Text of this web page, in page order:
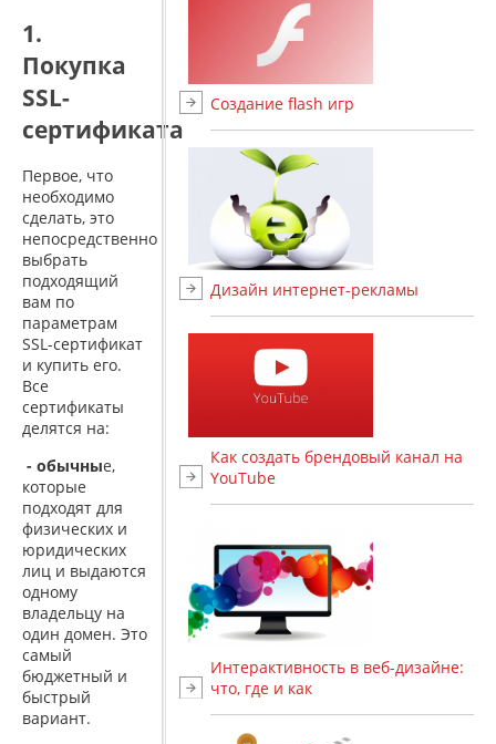
1.
Покупка
SSL-
сертификата
Первое, что
необходимо
сделать, это
непосредственно
выбрать
подходящий
вам по
параметрам
SSL-сертификат
и купить его.
Все
сертификаты
делятся на:
- обычные,
которые
подходят для
физических и
юридических
лиц и выдаются
одному
владельцу на
один домен. Это
самый
бюджетный и
быстрый
вариант.
Создание flash игр
Дизайн интернет-рекламы
Как создать брендовый канал на
YouTube
Интерактивность в веб-дизайне:
что, где и как